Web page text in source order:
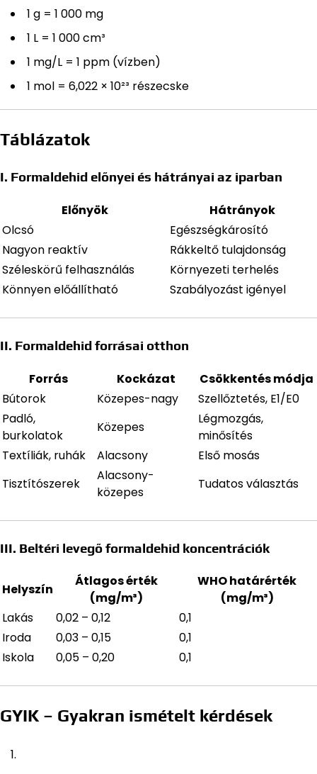
1 g = 1 000 mg
1 L = 1 000 cm³
1 mg/L = 1 ppm (vízben)
1 mol = 6,022 × 10²³ részecske
Táblázatok
I. Formaldehid előnyei és hátrányai az iparban
Előnyök
Hátrányok
Olcsó
Egészségkárosító
Nagyon reaktív
Rákkeltő tulajdonság
Széleskörű felhasználás
Környezeti terhelés
Könnyen előállítható
Szabályozást igényel
II. Formaldehid forrásai otthon
Forrás Kockázat
Csökkentés módja
Bútorok
Közepes-nagy
Szellőztetés, E1/E0
Padló,
burkolatok
Közepes
Légmozgás,
minősítés
Textíliák, ruhák
Alacsony
Első mosás
Tisztítószerek
Alacsony-
közepes
Tudatos választás
III. Beltéri levegő formaldehid koncentrációk
Helyszín
Átlagos érték
(mg/m³)
WHO határérték
(mg/m³)
Lakás
0,02 – 0,12
0,1
Iroda
0,03 – 0,15
0,1
Iskola
0,05 – 0,20 0,1
GYIK – Gyakran ismételt kérdések